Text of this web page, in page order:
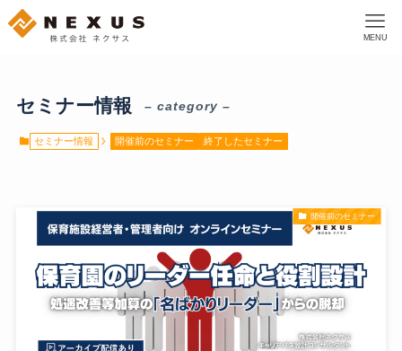
MENU
セミナー情報 – category –
セミナー情報 開催前のセミナー 終了したセミナー
開催前のセミナー